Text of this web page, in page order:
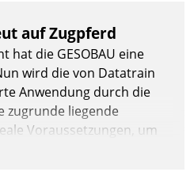
auf Zugpferd
hat die GESOBAU eine
wird die von Datatrain
Anwendung durch die
zugrunde liegende
Voraussetzungen, um
zu erweitern und weitere